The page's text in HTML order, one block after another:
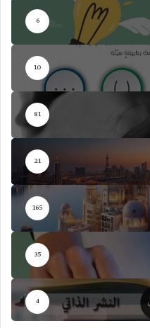
6
10
81
21
165
35
4